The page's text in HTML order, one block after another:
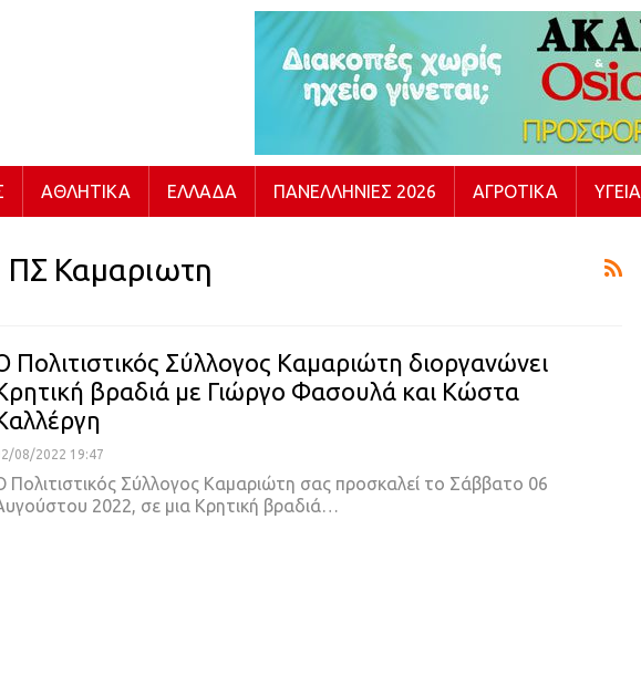
ΑΘΛΗΤΙΚΆ ΕΛΛΆΔΑ ΠΑΝΕΛΛΉΝΙΕΣ 2026 ΑΓΡΟΤΙΚΆ ΥΓΕΊΑ
ΠΣ Καμαριωτη
Πολιτιστικός Σύλλογος Καμαριώτη διοργανώνει
βραδιά με Γιώργο Φασουλά και Κώστα
08/2022 19:47
Πολιτιστικός Σύλλογος Καμαριώτη σας προσκαλεί το Σάββατο 06
2022, σε μια Κρητική βραδιά…